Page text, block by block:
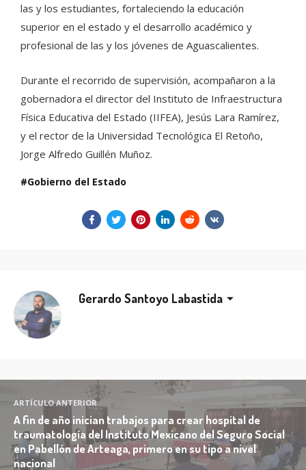
las y los estudiantes, fortaleciendo la educación
superior en el estado y el desarrollo académico y
profesional de las y los jóvenes de Aguascalientes.
Durante el recorrido de supervisión, acompañaron a la
gobernadora el director del Instituto de Infraestructura
Física Educativa del Estado (IIFEA), Jesús Lara Ramírez,
y el rector de la Universidad Tecnológica El Retoño,
Jorge Alfredo Guillén Muñoz.
Gobierno del Estado
Gerardo Santoyo Labastida
ARTÍCULO ANTERIOR
A fin de año inician trabajos para crear hospital de
traumatología del Instituto Mexicano del Seguro Social
en Pabellón de Arteaga, primero en su tipo a nivel
nacional